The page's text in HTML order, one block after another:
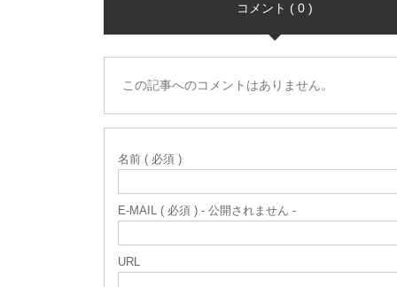
コメント ( 0 )
この記事へのコメントはありません。
名前 ( 必須 )
E-MAIL ( 必須 ) - 公開されません -
URL